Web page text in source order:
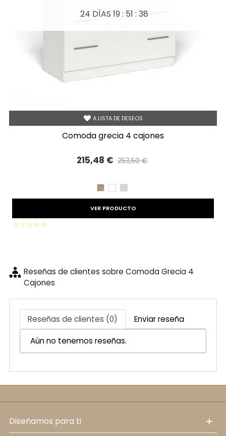
A LISTA DE DESEOS
24 DÍAS 19 : 51 : 37
comoda grecia 4 cajones
215,48 € 253,50 €
CAMBRIAN
BLANCO
VER PRODUCTO
Reseñas de clientes sobre Comoda Grecia 4
Cajones
Reseñas de clientes (0) Enviar reseña
Aún no tenemos reseñas.
diseñamos para ti